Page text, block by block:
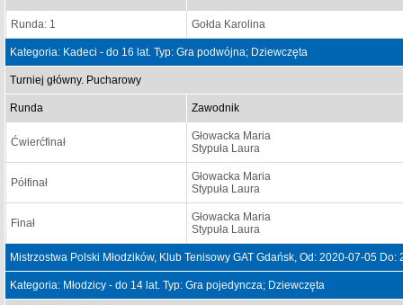
Runda: 1 Gołda Karolina
Kategoria: Kadeci - do 16 lat. Typ: Gra podwójna; Dziewczęta
Turniej główny. Pucharowy
Runda Zawodnik
Ćwierćfinał
Głowacka Maria
Stypuła Laura
Półfinał
Głowacka Maria
Stypuła Laura
Finał
Głowacka Maria
Stypuła Laura
Mistrzostwa Polski Młodzików, Klub Tenisowy GAT Gdańsk, Od: 2020-07-05 Do:
Kategoria: Młodzicy - do 14 lat. Typ: Gra pojedyncza; Dziewczęta